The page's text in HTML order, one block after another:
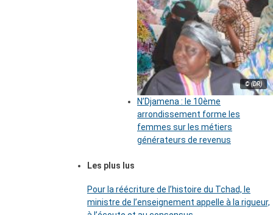
© (DR)
N’Djamena : le 10ème
arrondissement forme les
femmes sur les métiers
générateurs de revenus
Les plus lus
Pour la réécriture de l’histoire du Tchad, le
ministre de l’enseignement appelle à la rigueur,